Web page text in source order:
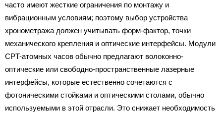
часто имеют жесткие ограничения по монтажу и
вибрационным условиям; поэтому выбор устройства
хронометража должен учитывать форм-фактор, точки
механического крепления и оптические интерфейсы. Модули
CPT-атомных часов обычно предлагают волоконно-
оптические или свободно-пространственные лазерные
интерфейсы, которые естественно сочетаются с
фотоническими стойками и оптическими столами, обычно
используемыми в этой отрасли. Это снижает необходимость